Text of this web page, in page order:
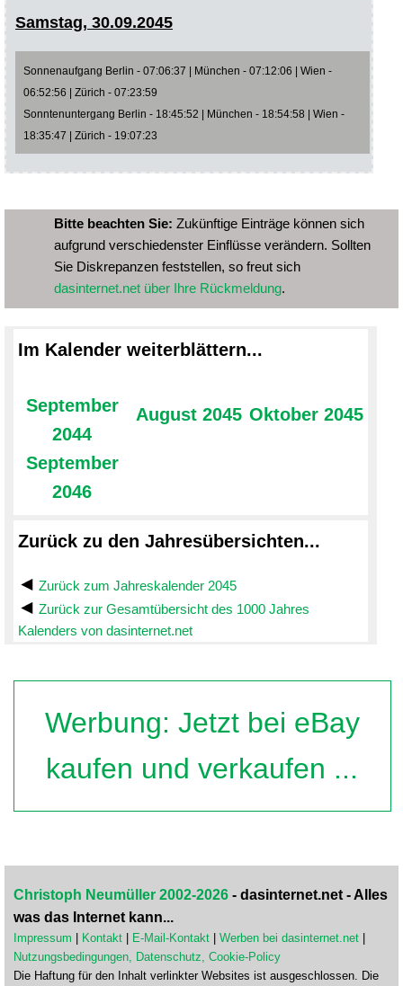
Samstag, 30.09.2045
Sonnenaufgang Berlin - 07:06:37 | München - 07:12:06 | Wien -
06:52:56 | Zürich - 07:23:59
Sonntenuntergang Berlin - 18:45:52 | München - 18:54:58 | Wien -
18:35:47 | Zürich - 19:07:23
Bitte beachten Sie: Zukünftige Einträge können sich
aufgrund verschiedenster Einflüsse verändern. Sollten
Sie Diskrepanzen feststellen, so freut sich
dasinternet.net über Ihre Rückmeldung.
Im Kalender weiterblättern...
September
2044
September
2046
August 2045 Oktober 2045
Zurück zu den Jahresübersichten...
Zurück zum Jahreskalender 2045
Zurück zur Gesamtübersicht des 1000 Jahres
Kalenders von dasinternet.net
Werbung: Jetzt bei eBay
kaufen und verkaufen ...
Christoph Neumüller 2002-2026 - dasinternet.net - Alles
was das Internet kann...
Impressum | Kontakt | E-Mail-Kontakt | Werben bei dasinternet.net |
Nutzungsbedingungen, Datenschutz, Cookie-Policy
Die Haftung für den Inhalt verlinkter Websites ist ausgeschlossen. Die